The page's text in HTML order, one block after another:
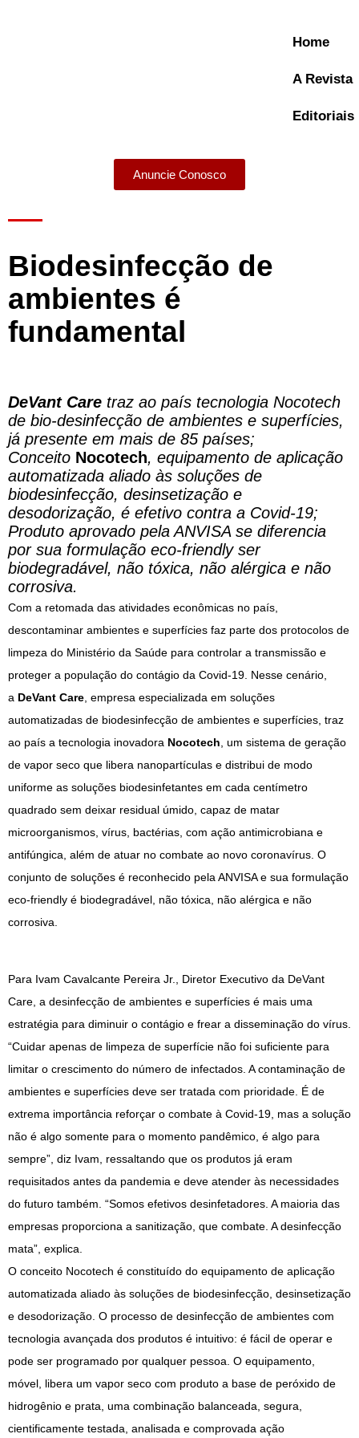
Home
A Revista
Editoriais
Anuncie Conosco
Biodesinfecção de
ambientes é
fundamental
DeVant Care traz ao país tecnologia Nocotech
de bio-desinfecção de ambientes e superfícies,
já presente em mais de 85 países;
Conceito Nocotech, equipamento de aplicação
automatizada aliado às soluções de
biodesinfecção, desinsetização e
desodorização, é efetivo contra a Covid-19;
Produto aprovado pela ANVISA se diferencia
por sua formulação eco-friendly ser
biodegradável, não tóxica, não alérgica e não
corrosiva.
Com a retomada das atividades econômicas no país,
descontaminar ambientes e superfícies faz parte dos protocolos de
limpeza do Ministério da Saúde para controlar a transmissão e
proteger a população do contágio da Covid-19. Nesse cenário,
a DeVant Care, empresa especializada em soluções
automatizadas de biodesinfecção de ambientes e superfícies, traz
ao país a tecnologia inovadora Nocotech, um sistema de geração
de vapor seco que libera nanopartículas e distribui de modo
uniforme as soluções biodesinfetantes em cada centímetro
quadrado sem deixar residual úmido, capaz de matar
microorganismos, vírus, bactérias, com ação antimicrobiana e
antifúngica, além de atuar no combate ao novo coronavírus. O
conjunto de soluções é reconhecido pela ANVISA e sua formulação
eco-friendly é biodegradável, não tóxica, não alérgica e não
corrosiva.
Para Ivam Cavalcante Pereira Jr., Diretor Executivo da DeVant
Care, a desinfecção de ambientes e superfícies é mais uma
estratégia para diminuir o contágio e frear a disseminação do vírus.
“Cuidar apenas de limpeza de superfície não foi suficiente para
limitar o crescimento do número de infectados. A contaminação de
ambientes e superfícies deve ser tratada com prioridade. É de
extrema importância reforçar o combate à Covid-19, mas a solução
não é algo somente para o momento pandêmico, é algo para
sempre”, diz Ivam, ressaltando que os produtos já eram
requisitados antes da pandemia e deve atender às necessidades
do futuro também. “Somos efetivos desinfetadores. A maioria das
empresas proporciona a sanitização, que combate. A desinfecção
mata”, explica.
O conceito Nocotech é constituído do equipamento de aplicação
automatizada aliado às soluções de biodesinfecção, desinsetização
e desodorização. O processo de desinfecção de ambientes com
tecnologia avançada dos produtos é intuitivo: é fácil de operar e
pode ser programado por qualquer pessoa. O equipamento,
móvel, libera um vapor seco com produto a base de peróxido de
hidrogênio e prata, uma combinação balanceada, segura,
cientificamente testada, analisada e comprovada ação